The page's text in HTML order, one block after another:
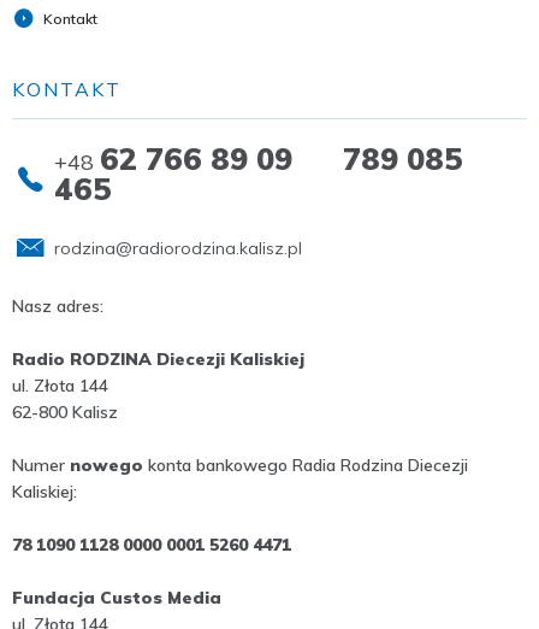
Kontakt
KONTAKT
+48 62 766 89 09 789 085
465
rodzina@radiorodzina.kalisz.pl
Nasz adres:
Radio RODZINA Diecezji Kaliskiej
ul. Złota 144
62-800 Kalisz
Numer nowego konta bankowego Radia Rodzina Diecezji
Kaliskiej:
78 1090 1128 0000 0001 5260 4471
Fundacja Custos Media
ul. Złota 144